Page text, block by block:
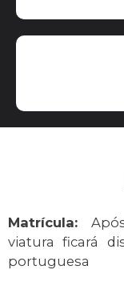
Matrícula:
viatura ficará
portuguesa